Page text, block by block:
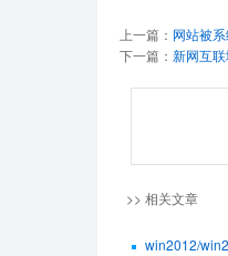
上一篇： 网站被
下一篇： 新网互
>> 相关文章
win2012/